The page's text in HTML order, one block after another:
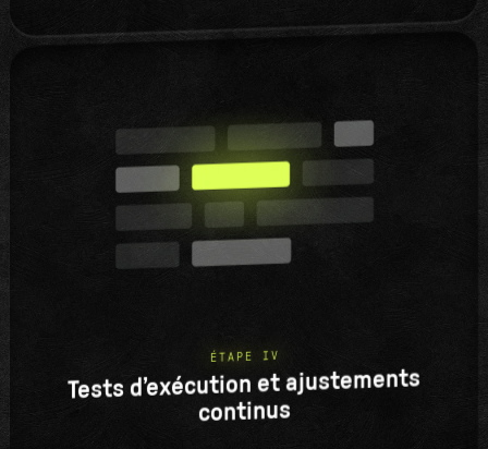
ÉTAPE IV
Tests d’exécution et ajustements
continus